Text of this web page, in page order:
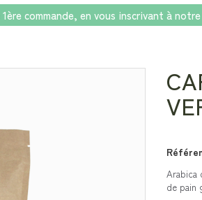
commande, en vous inscrivant à
- Sachet 250g
Arabica
de pain